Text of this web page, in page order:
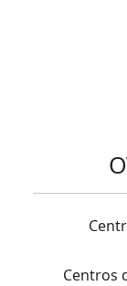
Centros